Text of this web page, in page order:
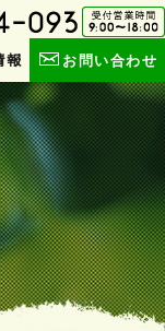
報 お問い合わせ